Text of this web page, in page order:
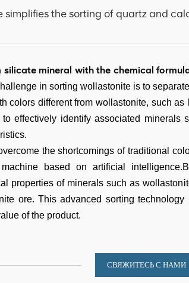
simplifies the sorting of quartz and
mineral with the chemical
in sorting wollastonite is to
colors different from wollastonite, such as
effectively identify associated
the shortcomings of traditional
based on artificial
properties of minerals such as
ore. This advanced sorting
of the product.
СВЯЖИТЕСЬ С НАМИ